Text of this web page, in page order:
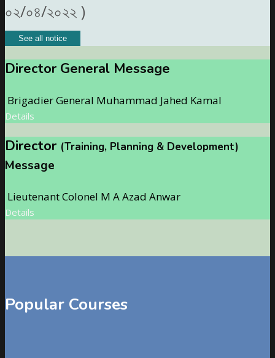
০২/০৪/২০২২ )
See all notice
Director General Message
Brigadier General Muhammad Jahed Kamal
Details
Director (Training, Planning & Development)
Message
Lieutenant Colonel M A Azad Anwar
Details
Popular Courses